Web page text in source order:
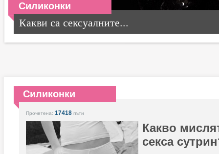
Силиконки
Какви са сексуалните...
Силиконки
Прочетена: 17418 пъти
Какво
секса